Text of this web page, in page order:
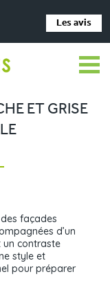
Les avis
Firminy
ET GRISE
façades
d’un
un contraste
style et
pour préparer